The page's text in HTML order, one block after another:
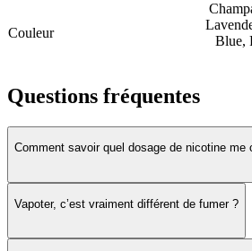
Dès le premier regard, on reconnaît
Fluffi :
✔ sa fenêtre de contrôle pour surveiller
Avec ses dimensions de107,7 x 33,6 x
discret en main et facile à transporter partout.
Mais cette version Pro apporte un sérieux
un superbe écranTFT couleur 1,47″
Couleur
Blue,
Questions fréquentes
Comment savoir quel dosage de nicotine me
Vapoter, c’est vraiment différent de fumer ?